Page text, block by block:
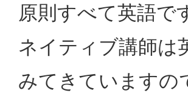
原則すべて英語で
ネイティブ講師は
みてきていますの